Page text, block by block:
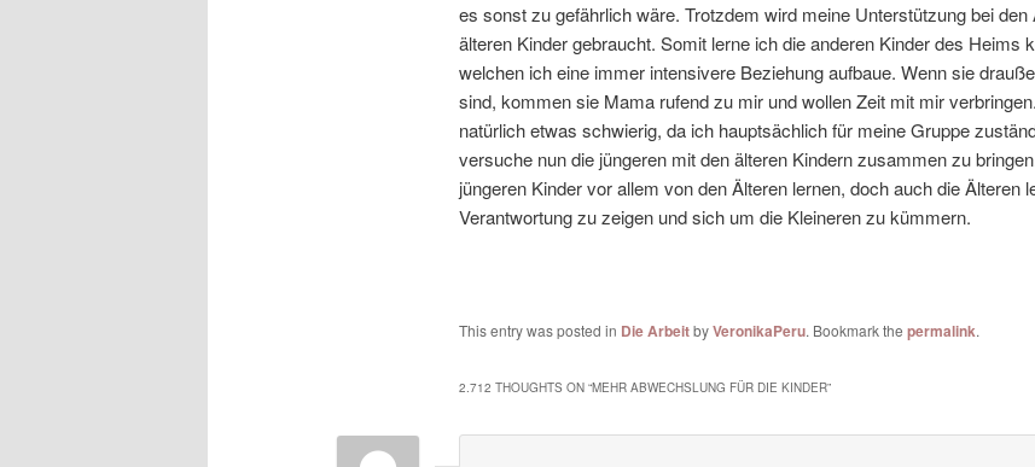
es sonst zu gefährlich wäre. Trotzdem wird meine Unterstützung bei den
älteren Kinder gebraucht. Somit lerne ich die anderen Kinder des Heims
welchen ich eine immer intensivere Beziehung aufbaue. Wenn sie
sind, kommen sie Mama rufend zu mir und wollen Zeit mit mir
natürlich etwas schwierig, da ich hauptsächlich für meine Gruppe
versuche nun die jüngeren mit den älteren Kindern zusammen zu
jüngeren Kinder vor allem von den Älteren lernen, doch auch die Älteren
Verantwortung zu zeigen und sich um die Kleineren zu kümmern.
This entry was posted in Die ArbeitbyVeronikaPeru. Bookmark the permalink.
2.712 THOUGHTS ON “MEHR ABWECHSLUNG FÜR DIE KINDER”